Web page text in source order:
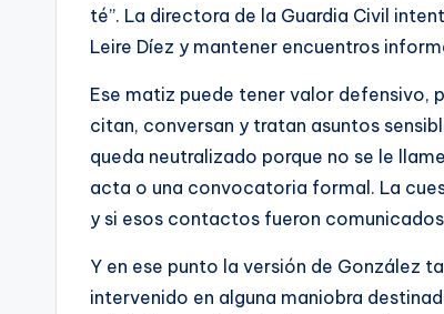
té”. La directora de la Guardia Civil
Leire Díez y mantener encuentros
Ese matiz puede tener valor defensivo,
citan, conversan y tratan asuntos
queda neutralizado porque no se le
acta o una convocatoria formal. La
y si esos contactos fueron
Y en ese punto la versión de González
intervenido en alguna maniobra